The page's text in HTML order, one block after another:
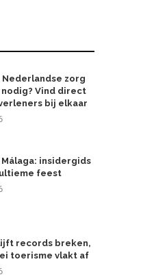
Nederlandse zorg
nodig? Vind direct
bij elkaar
Málaga: insidergids
feest
records breken,
toerisme vlakt af